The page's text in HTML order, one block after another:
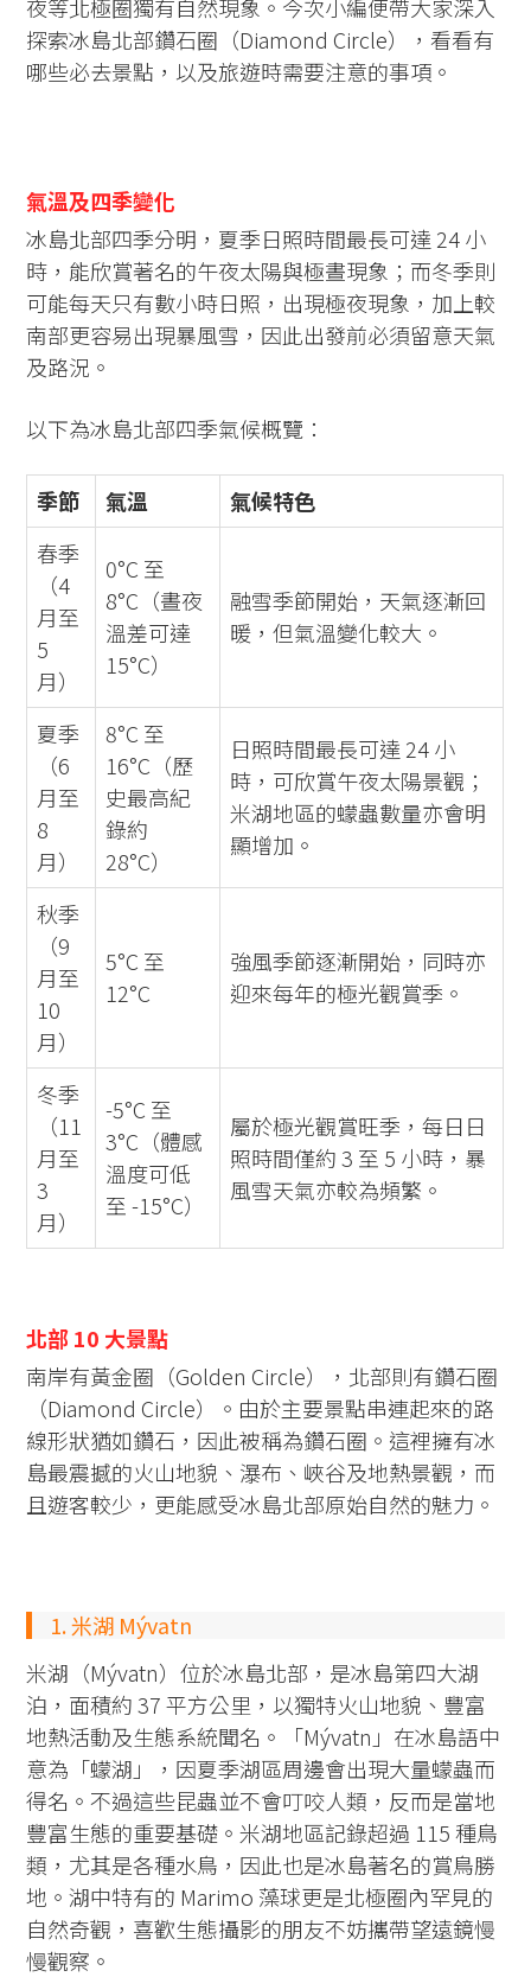
夜等北極圈獨有自然現象。今次小編便帶大家深入
探索冰島北部鑽石圈（Diamond Circle），看看有
哪些必去景點，以及旅遊時需要注意的事項。
氣溫及四季變化
冰島北部四季分明，夏季日照時間最長可達 24 小
時，能欣賞著名的午夜太陽與極晝現象；而冬季則
可能每天只有數小時日照，出現極夜現象，加上較
南部更容易出現暴風雪，因此出發前必須留意天氣
及路況。
以下為冰島北部四季氣候概覽：
季節 氣溫
氣候特色
春季
（4
月至
5
月）
0°C 至
8°C（晝夜
溫差可達
15°C）
融雪季節開始，天氣逐漸回
暖，但氣溫變化較大。
夏季
（6
月至
8
月）
8°C 至
16°C（歷
史最高紀
錄約
28°C）
日照時間最長可達 24 小
時，可欣賞午夜太陽景觀；
米湖地區的蠓蟲數量亦會明
顯增加。
秋季
（9
月至
10
月）
5°C 至
12°C
強風季節逐漸開始，同時亦
迎來每年的極光觀賞季。
冬季
（11
月至
3
月）
-5°C 至
3°C（體感
溫度可低
至 -15°C）
屬於極光觀賞旺季，每日日
照時間僅約 3 至 5 小時，暴
風雪天氣亦較為頻繁。
北部 10 大景點
南岸有黃金圈（Golden Circle），北部則有鑽石圈
（Diamond Circle）。由於主要景點串連起來的路
線形狀猶如鑽石，因此被稱為鑽石圈。這裡擁有冰
島最震撼的火山地貌、瀑布、峽谷及地熱景觀，而
且遊客較少，更能感受冰島北部原始自然的魅力。
1. 米湖 Mývatn
米湖（Mývatn）位於冰島北部，是冰島第四大湖
泊，面積約 37 平方公里，以獨特火山地貌、豐富
地熱活動及生態系統聞名。「Mývatn」在冰島語中
意為「蠓湖」，因夏季湖區周邊會出現大量蠓蟲而
得名。不過這些昆蟲並不會叮咬人類，反而是當地
豐富生態的重要基礎。米湖地區記錄超過 115 種鳥
類，尤其是各種水鳥，因此也是冰島著名的賞鳥勝
地。湖中特有的 Marimo 藻球更是北極圈內罕見的
自然奇觀，喜歡生態攝影的朋友不妨攜帶望遠鏡慢
慢觀察。